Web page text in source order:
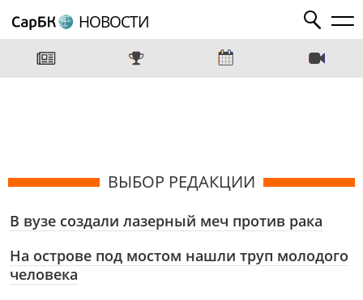
НОВОСТИ
ВЫБОР РЕДАКЦИИ
В вузе создали лазерный меч против рака
На острове под мостом нашли труп молодого
человека